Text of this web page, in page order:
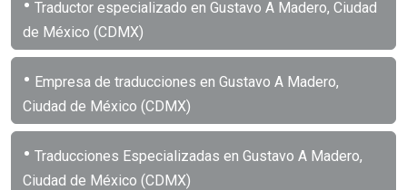
• Traductor especializado en Gustavo A Madero, Ciudad
de México (CDMX)
• Empresa de traducciones en Gustavo A Madero,
Ciudad de México (CDMX)
• Traducciones Especializadas en Gustavo A Madero,
Ciudad de México (CDMX)